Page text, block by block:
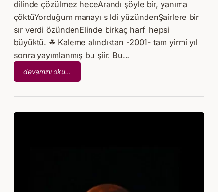
dilinde çözülmez heceArandı şöyle bir, yanıma
çöktüYorduğum manayı sildi yüzündenŞairlere bir
sır verdi özündenElinde birkaç harf, hepsi
büyüktü. ☘ Kaleme alındıktan -2001- tam yirmi yıl
sonra yayımlanmış bu şiir. Bu…
devamını oku…
Büyük